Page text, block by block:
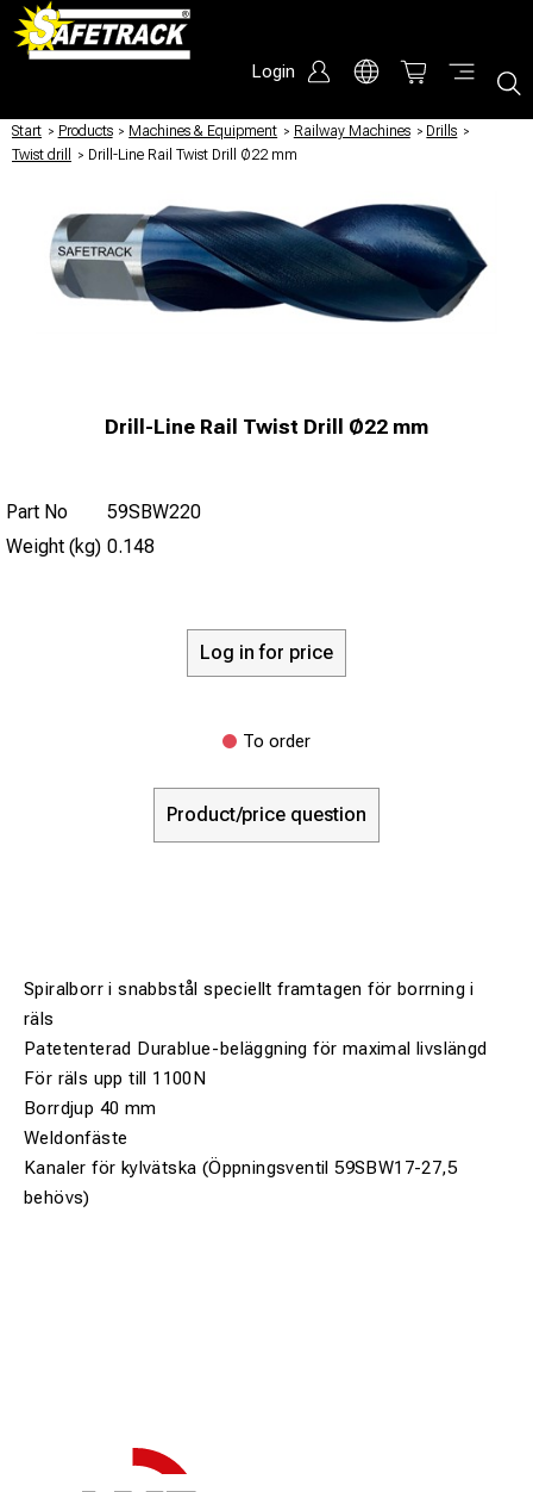
Login
Start / Products / Machines & Equipment / Railway Machines / Drills /
Twist drill
/ Drill-Line Rail Twist Drill Ø22 mm
Drill-Line Rail Twist Drill Ø22 mm
Part No
59SBW220
Weight (kg) 0.148
Log in for price
To order
Product/price question
Spiralborr i snabbstål speciellt framtagen för borrning i
räls
Patetenterad Durablue-beläggning för maximal livslängd
För räls upp till 1100N
Borrdjup 40 mm
Weldonfäste
Kanaler för kylvätska (Öppningsventil 59SBW17-27,5
behövs)